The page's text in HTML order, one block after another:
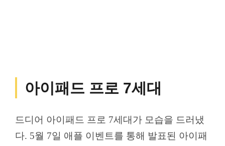
아이패드 프로 7세대
드디어 아이패드 프로 7세대가 모습을 드러냈
다. 5월 7일 애플 이벤트를 통해 발표된 아이패